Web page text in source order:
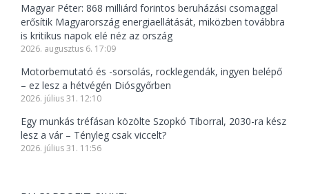
Magyar Péter: 868 milliárd forintos beruházási csomaggal
erősítik Magyarország energiaellátását, miközben továbbra
is kritikus napok elé néz az ország
2026. augusztus 6. 17:09
Motorbemutató és -sorsolás, rocklegendák, ingyen belépő
– ez lesz a hétvégén Diósgyőrben
2026. július 31. 12:10
Egy munkás tréfásan közölte Szopkó Tiborral, 2030-ra kész
lesz a vár – Tényleg csak viccelt?
2026. július 31. 11:56